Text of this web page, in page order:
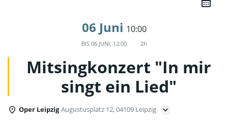
06 Juni 10:00
BIS 06 JUNI, 12:00 2h
Mitsingkonzert "In mir
singt ein Lied"
Oper Leipzig Augustusplatz 12, 04109 Leipzig